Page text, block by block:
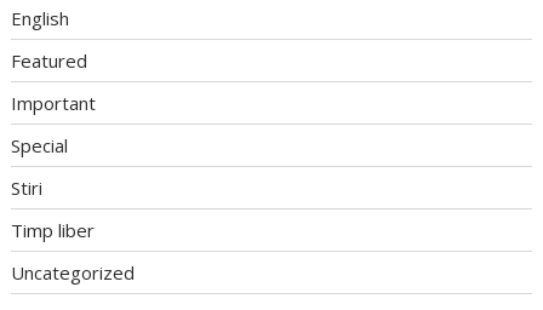
English
Featured
Important
Special
Stiri
Timp liber
Uncategorized